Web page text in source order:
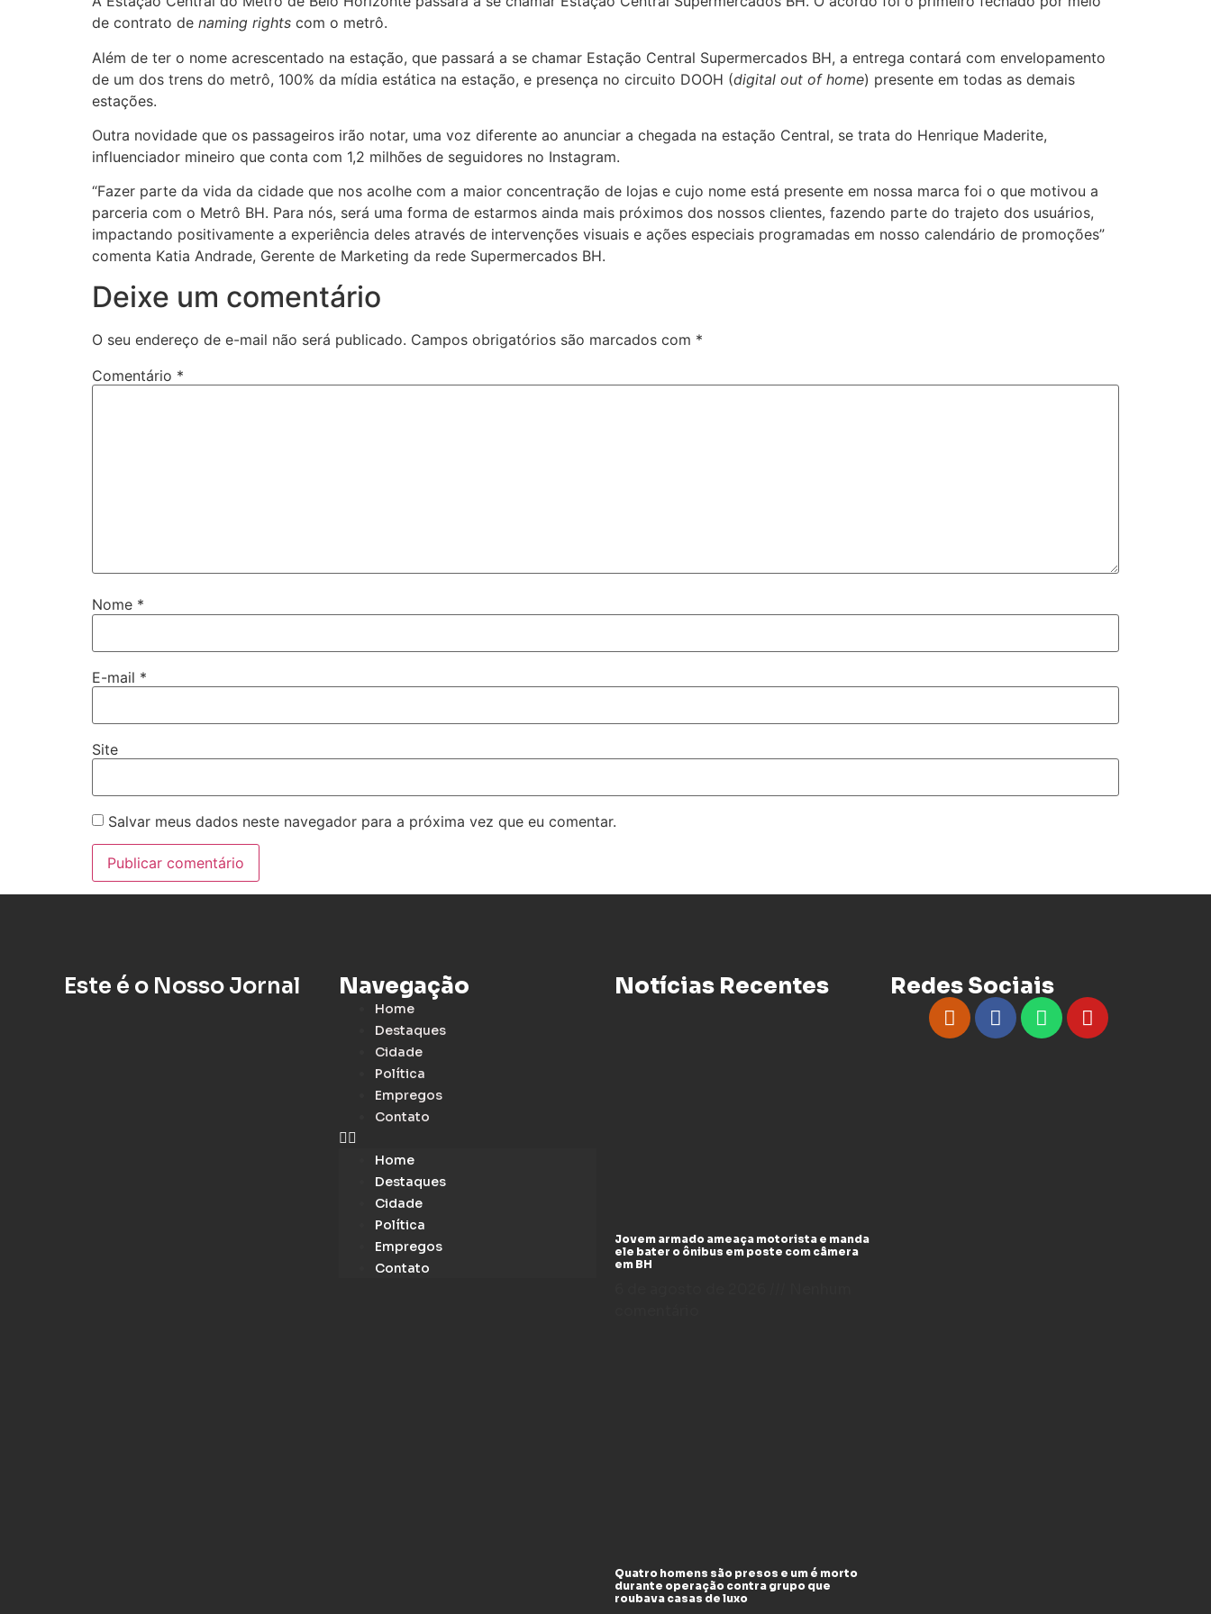
de contrato de naming rights com o metrô.
Além de ter o nome acrescentado na estação, que passará a se chamar Estação Central Supermercados BH, a entrega contará com envelopamento
de um dos trens do metrô, 100% da mídia estática na estação, e presença no circuito DOOH (digital out of home) presente em todas as demais
estações.
Outra novidade que os passageiros irão notar, uma voz diferente ao anunciar a chegada na estação Central, se trata do Henrique Maderite,
influenciador mineiro que conta com 1,2 milhões de seguidores no Instagram.
“Fazer parte da vida da cidade que nos acolhe com a maior concentração de lojas e cujo nome está presente em nossa marca foi o que motivou a
parceria com o Metrô BH. Para nós, será uma forma de estarmos ainda mais próximos dos nossos clientes, fazendo parte do trajeto dos usuários,
impactando positivamente a experiência deles através de intervenções visuais e ações especiais programadas em nosso calendário de promoções”
comenta Katia Andrade, Gerente de Marketing da rede Supermercados BH.
Deixe um comentário
O seu endereço de e-mail não será publicado. Campos obrigatórios são marcados com *
Comentário *
Nome *
E-mail *
Site
Salvar meus dados neste navegador para a próxima vez que eu comentar.
Este é o Nosso Jornal Navegação
Home
Destaques
Cidade
Política
Empregos
Contato
Home
Destaques
Cidade
Política
Empregos
Contato
Notícias Recentes
Jovem armado ameaça motorista e manda
ele bater o ônibus em poste com câmera
em BH
Quatro homens são presos e um é morto
durante operação contra grupo que
roubava casas de luxo
Redes Sociais